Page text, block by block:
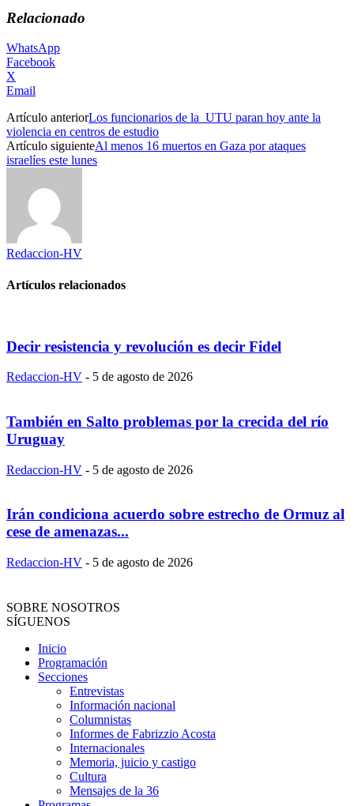
Relacionado
WhatsApp
Facebook
X
Email
Artículo anteriorLos funcionarios de la UTU paran hoy ante la
violencia en centros de estudio
Artículo siguienteAl menos 16 muertos en Gaza por ataques
israelíes este lunes
Redaccion-HV
Artículos relacionados
Decir resistencia y revolución es decir Fidel
Redaccion-HV - 5 de agosto de 2026
También en Salto problemas por la crecida del río
Uruguay
Redaccion-HV - 5 de agosto de 2026
Irán condiciona acuerdo sobre estrecho de Ormuz al
cese de amenazas...
Redaccion-HV - 5 de agosto de 2026
SOBRE NOSOTROS
SÍGUENOS
Inicio
Programación
Secciones
Entrevistas
Información nacional
Columnistas
Informes de Fabrizzio Acosta
Internacionales
Memoria, juicio y castigo
Cultura
Mensajes de la 36